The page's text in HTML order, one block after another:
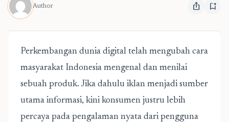
Author ios_share bookmark_add
Perkembangan dunia digital telah mengubah cara
masyarakat Indonesia mengenal dan menilai
sebuah produk. Jika dahulu iklan menjadi sumber
utama informasi, kini konsumen justru lebih
percaya pada pengalaman nyata dari pengguna